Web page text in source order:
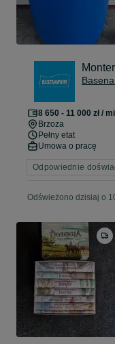
8 650 - 11 000 zł /
Brzoza
Pełny etat
Umowa o pracę
Odpowiednie
Odświeżono dzisiaj o